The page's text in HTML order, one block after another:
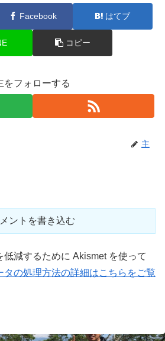
Facebook はてブ
コピー
をフォローする
主
ントを書き込む
低減するために Akismet を使って
タの処理方法の詳細はこちらをご覧